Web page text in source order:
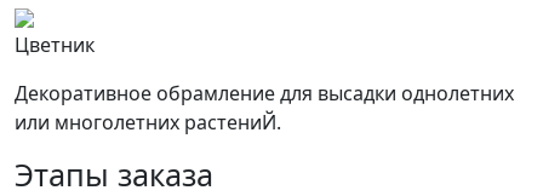
Цветник
Декоративное обрамление для высадки однолетних
или многолетних растениЙ.
Этапы заказа